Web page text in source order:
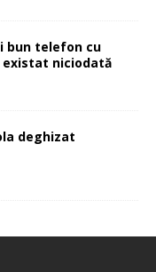
bun telefon cu
existat niciodată
deghizat